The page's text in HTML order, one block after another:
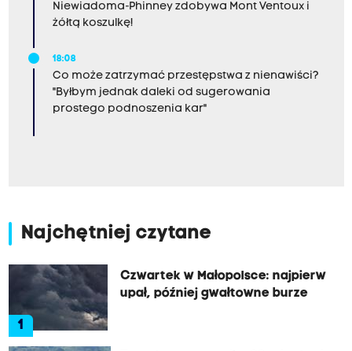
Niewiadoma-Phinney zdobywa Mont Ventoux i
żółtą koszulkę!
18:08
Co może zatrzymać przestępstwa z nienawiści?
"Byłbym jednak daleki od sugerowania
prostego podnoszenia kar"
Najchętniej czytane
1
Czwartek w Małopolsce: najpierw
upał, później gwałtowne burze